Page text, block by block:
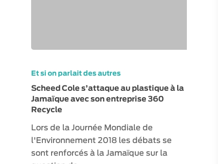
Et si on parlait des autres
Scheed Cole s’attaque au plastique à la
Jamaïque avec son entreprise 360
Recycle
Lors de la Journée Mondiale de
l'Environnement 2018 les débats se
sont renforcés à la Jamaïque sur la